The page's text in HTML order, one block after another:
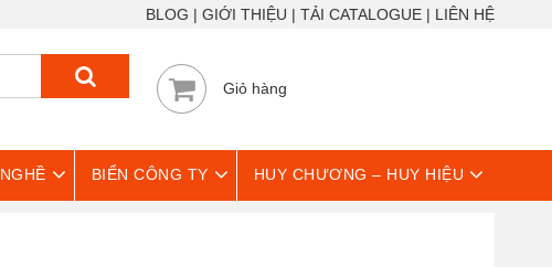
BLOG GIỚI THIỆU TẢI CATALOGUE LIÊN HỆ
Giỏ hàng
BIỂN CÔNG TY HUY CHƯƠNG – HUY HIỆU